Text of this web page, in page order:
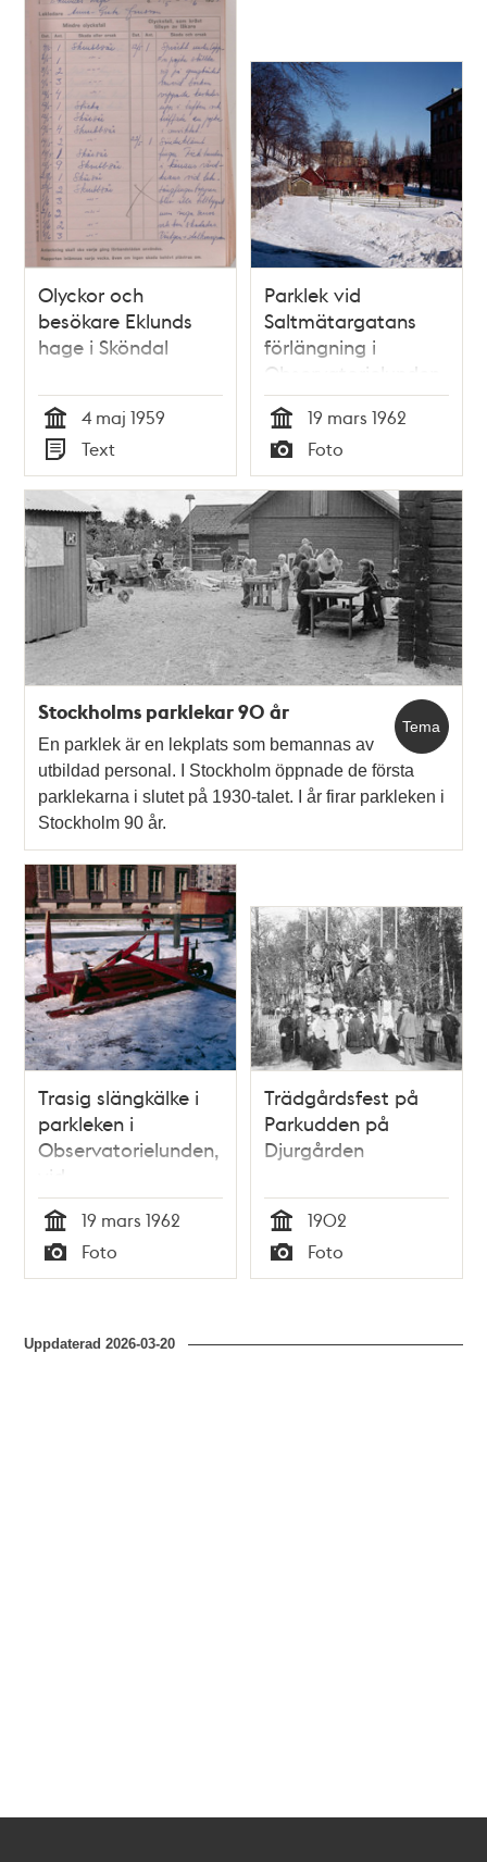
Olyckor och
besökare Eklunds
hage i Sköndal
Tid
4 maj 1959
Typ
Text
Parklek vid
Saltmätargatans
förlängning i
Observatorielunden
Tid
19 mars 1962
Typ
Foto
Tema
Stockholms parklekar 90 år
En parklek är en lekplats som bemannas av
utbildad personal. I Stockholm öppnade de första
parklekarna i slutet på 1930-talet. I år firar parkleken i
Stockholm 90 år.
Trasig slängkälke i
parkleken i
Observatorielunden,
vid
Saltmätargatans
förlängning
Tid
19 mars 1962
Typ
Foto
Trädgårdsfest på
Parkudden på
Djurgården
Tid
1902
Typ
Foto
Uppdaterad2026-03-20